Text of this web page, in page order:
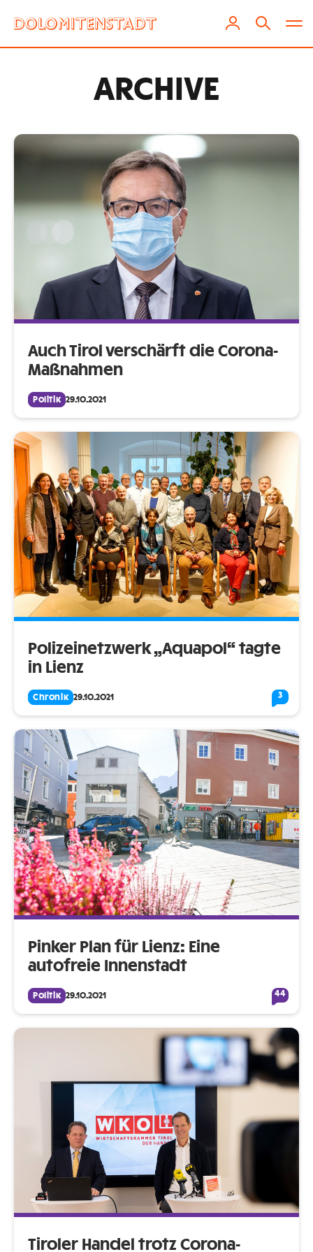
ARCHIVE
Auch Tirol verschärft die Corona-
Maßnahmen
Politik 29.10.2021
Polizeinetzwerk „Aquapol“ tagte
in Lienz
Chronik 29.10.2021 3
Pinker Plan für Lienz: Eine
autofreie Innenstadt
Politik 29.10.2021 44
Tiroler Handel trotz Corona-